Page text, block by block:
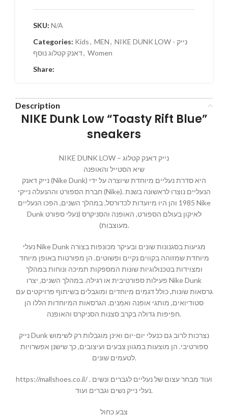
SKU: N/A
Categories: Kids, MEN, NIKE DUNK LOW - נייק
דאנק קטלוג נוסף, Women
Share:
Description
NIKE Dunk Low “Toasty Rift Blue”
sneakers
NIKE DUNK LOW – נייק דאנק קטלוג
שיא הסטייל והאופנה
נייק דאנק (Nike Dunk) היא סדרת נעליים מיוחדת שיוצרה על ידי
חברת הספורט וההנעלה נייקי (Nike). הנעליים נוצרו לראשונה בשנת
1985 והן היו מיועדות לכדורסל. במהלך השנים, הפכו הנעליים Nike
Dunk לאיקון בעולם הספורט, האופנה והסניקרס (נעלי ספורט
מעוצבות).
נעלי Nike Dunk מגיעות בסגנונות שונים ובעיקר מכונפות בצורה
מיוחדת שמזוהה בקווים נקיים ופשוטים. הן מפורטות באופן מיוחד
ומצוידות בטכנולוגיות שונות המספקות תמיכה ונוחות במהלך
פעילות ספורטיבית או רגילה. במהלך השנים, יצרו Nike Dunk
גרסאות שונות, כולל דגמים מיוחדים ומוגבלים בשיתוף פרויקטים עם
סטודיואים, מותגי אופנה ואמנים. הגרסאות המיוחדות הללו הן
חפיפות גדולה בקרב סצנות הסניקרס והאופנה.
נייק Dunk נצרכות לרוב גם כנעלי יום-יום ואינן מוגבלות רק לשימוש
ספורטיבי. הן מוצעות במגוון צבעים ועיצובים, כך שישנן אפשרויות
לטעמים שונים.
https://mallshoes.co.il/ ועוד מבחר עצום של נעליים לגברים ונשים .
נעלי נייק נשים וגברים ועוד.
צבע כחול